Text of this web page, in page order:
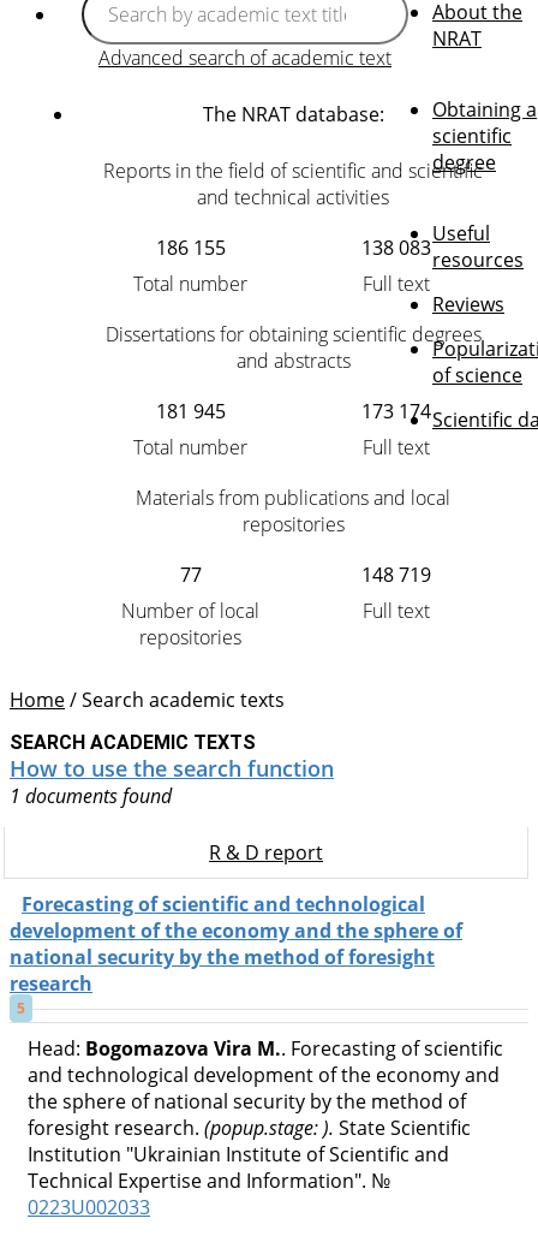
Advanced search of academic text
The NRAT database:
Reports in the field of scientific and scientific
and technical activities
186 155
Total number
138 083
Full text
Dissertations for obtaining scientific degrees
and abstracts
181 945
Total number
173 174
Full text
Materials from publications and local
repositories
77
Number of local
repositories
148 719
Full text
About the
NRAT
Obtaining a
scientific
degree
Useful
resources
Reviews
of science
Scientific
Home/Search academic texts
SEARCH ACADEMIC TEXTS
How to use the search function
1 documents found
R & D report
Forecasting of scientific and technological
development of the economy and the sphere of
national security by the method of foresight
research
5
Head: Bogomazova Vira M.. Forecasting of scientific
and technological development of the economy and
the sphere of national security by the method of
foresight research. (popup.stage: ). State Scientific
Institution "Ukrainian Institute of Scientific and
Technical Expertise and Information". №
0223U002033